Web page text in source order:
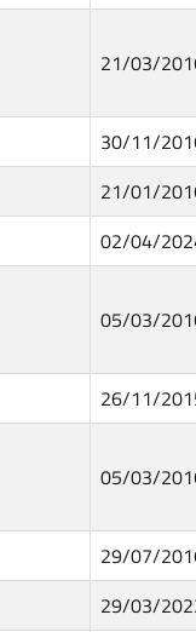
21/03/
30/11/
21/01/
02/04/
05/03/
26/11/
05/03/
29/07/
29/03/